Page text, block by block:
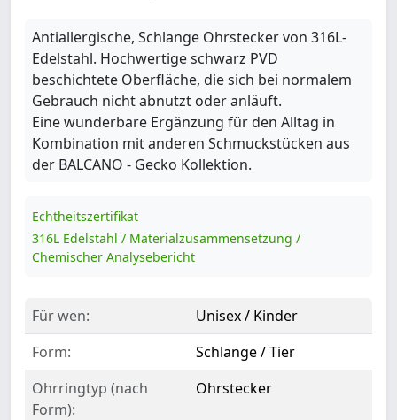
Antiallergische, Schlange Ohrstecker von 316L-
Edelstahl. Hochwertige schwarz PVD
beschichtete Oberfläche, die sich bei normalem
Gebrauch nicht abnutzt oder anläuft.
Eine wunderbare Ergänzung für den Alltag in
Kombination mit anderen Schmuckstücken aus
der BALCANO - Gecko Kollektion.
Echtheitszertifikat
316L Edelstahl / Materialzusammensetzung /
Chemischer Analysebericht
Für wen:
Unisex / Kinder
Form:
Schlange / Tier
Ohrringtyp (nach
Form):
Ohrstecker